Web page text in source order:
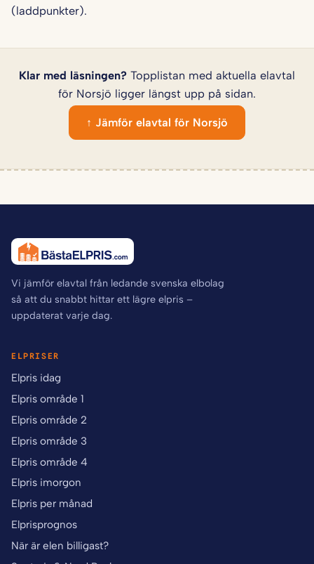
(laddpunkter).
Klar med läsningen? Topplistan med aktuella elavtal
för Norsjö ligger längst upp på sidan.
↑ Jämför elavtal för Norsjö
Vi jämför elavtal från ledande svenska elbolag
så att du snabbt hittar ett lägre elpris –
uppdaterat varje dag.
ELPRISER
Elpris idag
Elpris område 1
Elpris område 2
Elpris område 3
Elpris område 4
Elpris imorgon
Elpris per månad
Elprisprognos
När är elen billigast?